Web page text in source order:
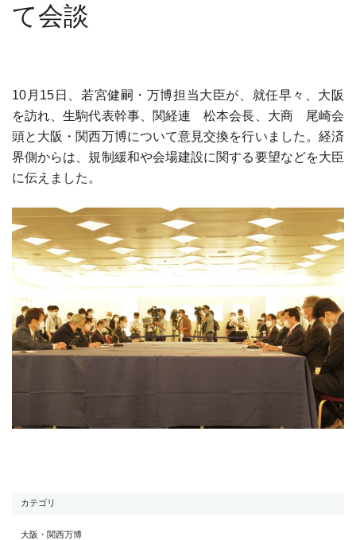
て会談
10月15日、若宮健嗣・万博担当大臣が、就任早々、大阪
を訪れ、生駒代表幹事、関経連 松本会長、大商 尾崎会
頭と大阪・関西万博について意見交換を行いました。経済
界側からは、規制緩和や会場建設に関する要望などを大臣
に伝えました。
カテゴリ
大阪・関西万博